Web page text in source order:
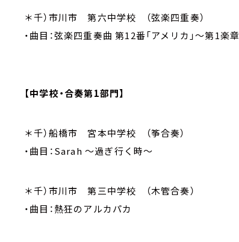
＊千）市川市 第六中学校 （弦楽四重奏）
・曲目：弦楽四重奏曲 第12番「アメリカ」～第1楽章
【中学校・合奏第1部門】
＊千）船橋市 宮本中学校 （筝合奏）
・曲目：Sarah ～過ぎ行く時～
＊千）市川市 第三中学校 （木管合奏）
・曲目：熱狂のアルカパカ